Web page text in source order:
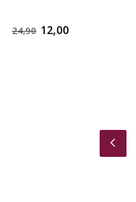
24,90 12,00